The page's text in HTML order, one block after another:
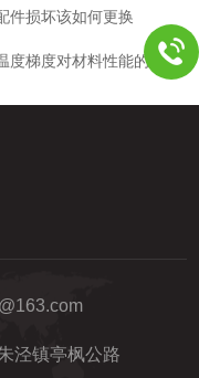
件损坏该如何更换
度梯度对材料性能的影响
泾镇亭枫公路